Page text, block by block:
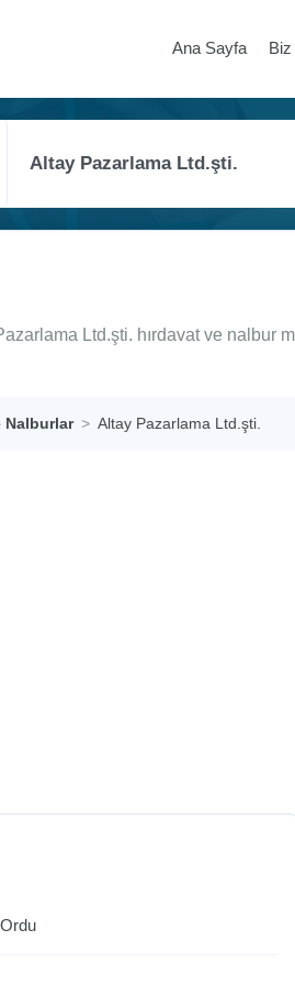
Ana Sayfa
Ltd.şti. hırdavat ve nalbur
Nalburlar Altay Pazarlama Ltd.şti.
Ordu